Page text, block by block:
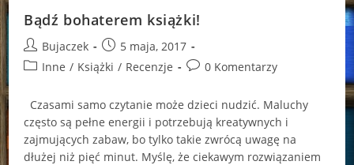
Bądź bohaterem książki!
Post
author:
Bujaczek
Post
published:
5 maja, 2017
PostInne / Książki / Recenzje
Post0 Komentarzy
Czasami samo czytanie może dzieci nudzić. Maluchy
często są pełne energii i potrzebują kreatywnych i
zajmujących zabaw, bo tylko takie zwrócą uwagę na
dłużej niż pięć minut. Myślę, że ciekawym rozwiązaniem